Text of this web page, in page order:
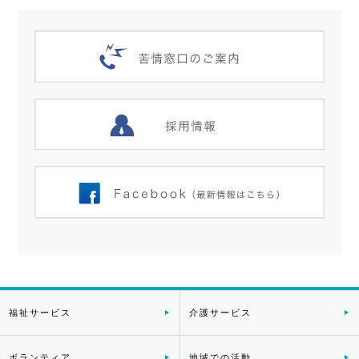
福祉サービス 介護サービス